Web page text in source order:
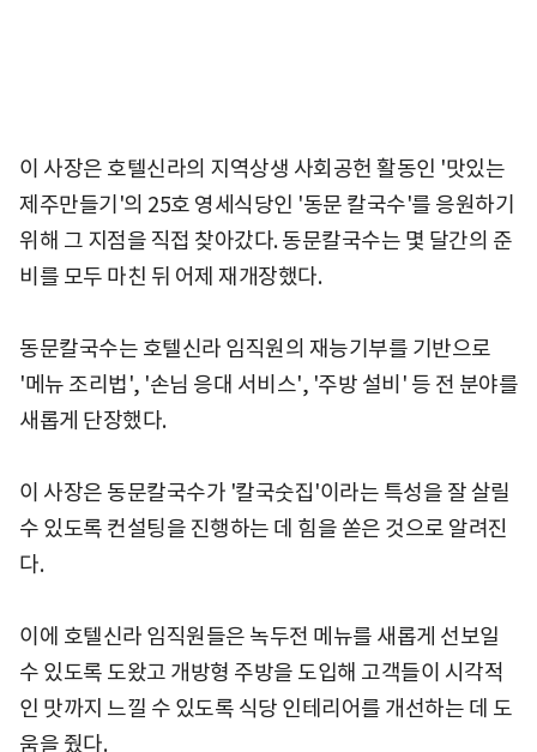
이 사장은 호텔신라의 지역상생 사회공헌 활동인 '맛있는
제주만들기'의 25호 영세식당인 '동문 칼국수'를 응원하기
위해 그 지점을 직접 찾아갔다. 동문칼국수는 몇 달간의 준
비를 모두 마친 뒤 어제 재개장했다.
동문칼국수는 호텔신라 임직원의 재능기부를 기반으로
'메뉴 조리법', '손님 응대 서비스', '주방 설비' 등 전 분야를
새롭게 단장했다.
이 사장은 동문칼국수가 '칼국숫집'이라는 특성을 잘 살릴
수 있도록 컨설팅을 진행하는 데 힘을 쏟은 것으로 알려진
다.
이에 호텔신라 임직원들은 녹두전 메뉴를 새롭게 선보일
수 있도록 도왔고 개방형 주방을 도입해 고객들이 시각적
인 맛까지 느낄 수 있도록 식당 인테리어를 개선하는 데 도
움을 줬다.